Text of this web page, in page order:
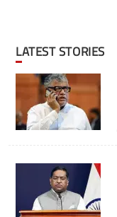
LATEST STORIES